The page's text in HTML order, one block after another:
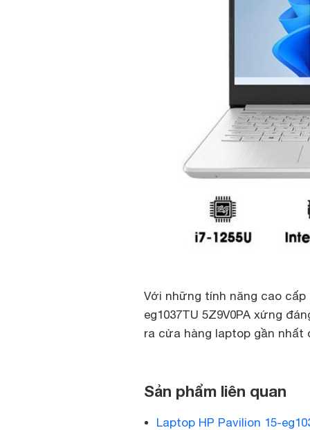
Với những tính năng cao
eg1037TU 5Z9V0PA xứng
ra cửa hàng laptop gần nhất
Sản phẩm liên quan
Laptop HP Pavilion 15-